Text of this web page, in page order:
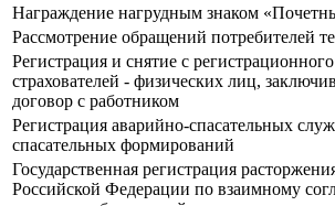
Награждение нагрудным знаком
Рассмотрение обращений потребителей
Регистрация и снятие с регистрационного
страхователей - физических лиц,
договор с работником
Регистрация аварийно-спасательных
спасательных формирований
Государственная регистрация
Российской Федерации по взаимному